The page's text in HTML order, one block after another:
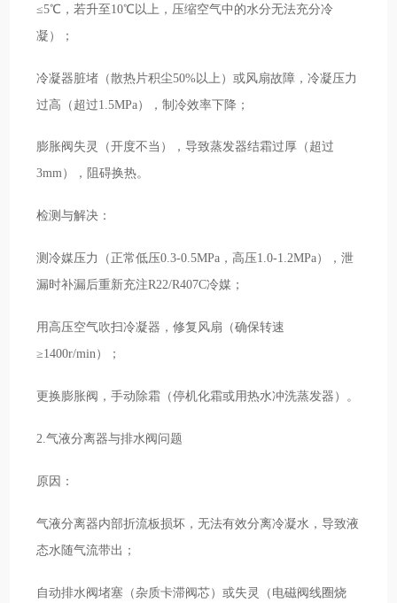
≤5℃，若升至10℃以上，压缩空气中的水分无法充分冷
凝）；
冷凝器脏堵（散热片积尘50%以上）或风扇故障，冷凝压力
过高（超过1.5MPa），制冷效率下降；
膨胀阀失灵（开度不当），导致蒸发器结霜过厚（超过
3mm），阻碍换热。
检测与解决：
测冷媒压力（正常低压0.3-0.5MPa，高压1.0-1.2MPa），泄
漏时补漏后重新充注R22/R407C冷媒；
用高压空气吹扫冷凝器，修复风扇（确保转速
≥1400r/min）；
更换膨胀阀，手动除霜（停机化霜或用热水冲洗蒸发器）。
2.气液分离器与排水阀问题
原因：
气液分离器内部折流板损坏，无法有效分离冷凝水，导致液
态水随气流带出；
自动排水阀堵塞（杂质卡滞阀芯）或失灵（电磁阀线圈烧